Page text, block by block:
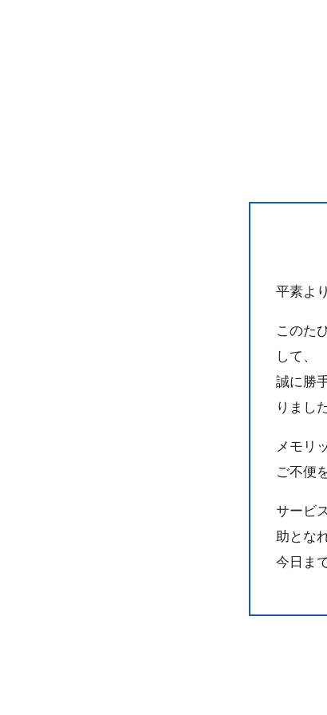
平素よ
このた
して、
誠に勝
りまし
メモリ
ご不便
サービ
助とな
今日ま